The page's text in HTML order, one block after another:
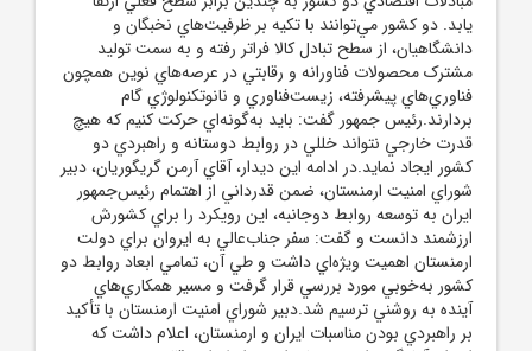
يابد. دو کشور مي‌توانند با تکيه بر ظرفيت‌هاي نخبگان و
دانشگاهيان، از سطح تبادل کالا فراتر رفته و به سمت توليد
مشترک محصولات فناورانه و رقابتي در عرصه‌هاي نوين همچون
فناوري‌هاي پيشرفته، زيست‌فناوري و نانوتکنولوژي گام
بردارند.رئيس جمهور گفت: بايد به‌گونه‌اي حرکت کنيم که هيچ
قدرت خارجي نتواند خللي در روابط دوستانه و راهبردي دو
کشور ايجاد نمايد.در ادامه اين ديدار، آقاي آرمن گريگوريان، دبير
شوراي امنيت ارمنستان، ضمن قدرداني از اهتمام رئيس‌جمهور
ايران به توسعه روابط دوجانبه، اين رويکرد را براي کشورش
ارزشمند دانست و گفت: سفر جناب‌عالي به ايروان براي دولت
ارمنستان اهميت ويژه‌اي داشت و طي آن، تمامي ابعاد روابط دو
کشور به‌خوبي مورد بررسي قرار گرفت و مسير همکاري‌هاي
آينده به روشني ترسيم شد.دبير شوراي امنيت ارمنستان با تأکيد
بر راهبردي بودن مناسبات ايران و ارمنستان، اعلام داشت که